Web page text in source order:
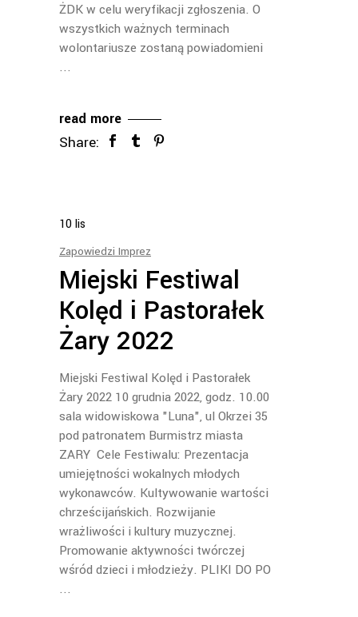
ŻDK w celu weryfikacji zgłoszenia. O
wszystkich ważnych terminach
wolontariusze zostaną powiadomieni
read more
Share:
10lis
Zapowiedzi Imprez
Miejski Festiwal
Kolęd i Pastorałek
Żary 2022
Miejski Festiwal Kolęd i Pastorałek
Żary 2022 10 grudnia 2022, godz. 10.00
sala widowiskowa "Luna", ul Okrzei 35
pod patronatem Burmistrz miasta
ZARY Cele Festiwalu: Prezentacja
umiejętności wokalnych młodych
wykonawców. Kultywowanie wartości
chrześcijańskich. Rozwijanie
wrażliwości i kultury muzycznej.
Promowanie aktywności twórczej
wśród dzieci i młodzieży. PLIKI DO PO